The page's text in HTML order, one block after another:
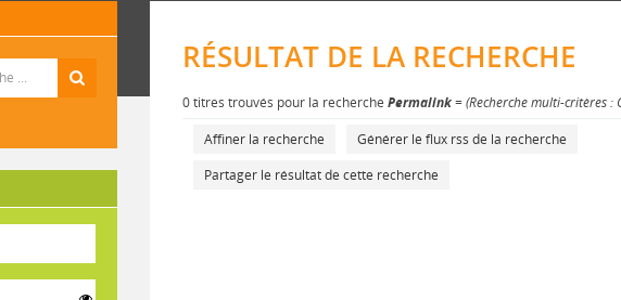
RÉSULTAT DE LA RECHERCHE
0 titres trouvés pour la recherche Permalink= (Recherche multi-critères :
Affiner la recherche
Générer le flux rss de la recherche
Partager le résultat de cette recherche